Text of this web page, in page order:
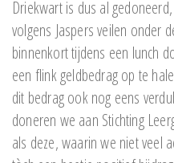
Driekwart is dus al
volgens Jaspers veilen onder
binnenkort tijdens een lunch
een flink geldbedrag op te
dit bedrag ook nog eens
doneren we aan Stichting
als deze, waarin we niet veel